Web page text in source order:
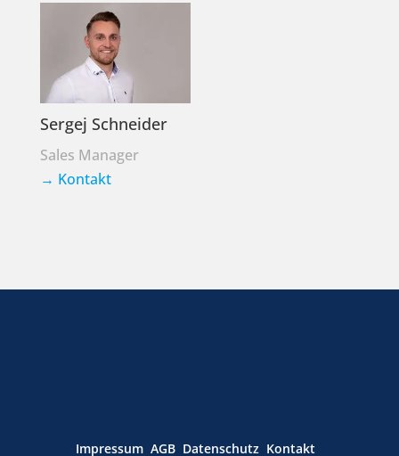
Sergej Schneider
Sales Manager
→ Kontakt
Impressum AGB Datenschutz Kontakt